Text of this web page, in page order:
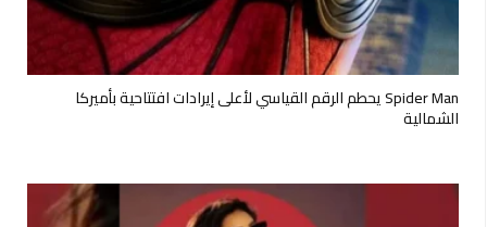
Spider Man يحطم الرقم القياسي لأعلى إيرادات افتتاحية بأميركا
الشمالية